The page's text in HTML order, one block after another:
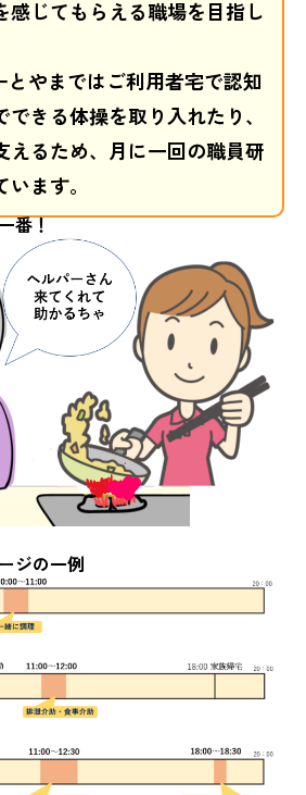
感じてもらえる職場を目指し
とやまではご利用者宅で認知
きる体操を取り入れたり、
えるため、月に一回の職員研
ます。
番！
ジの一例